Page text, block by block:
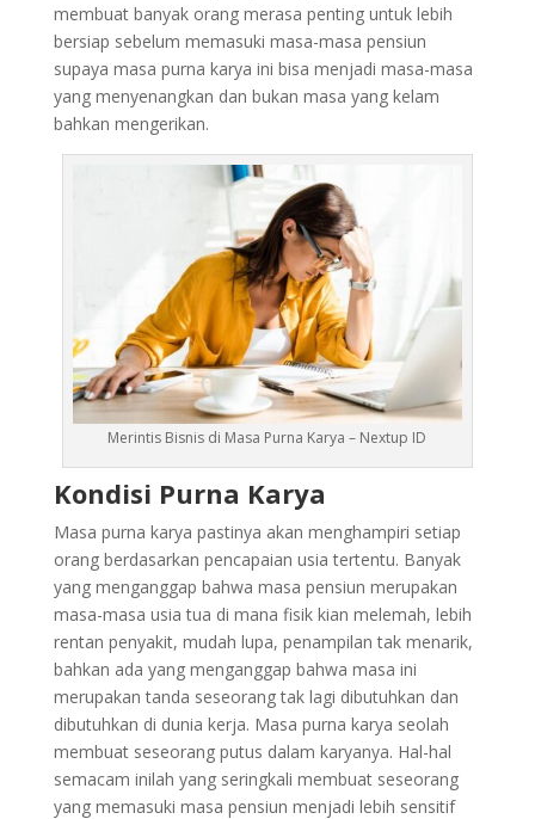
membuat banyak orang merasa penting untuk lebih
bersiap sebelum memasuki masa-masa pensiun
supaya masa purna karya ini bisa menjadi masa-masa
yang menyenangkan dan bukan masa yang kelam
bahkan mengerikan.
Merintis Bisnis di Masa Purna Karya – Nextup ID
Kondisi Purna Karya
Masa purna karya pastinya akan menghampiri setiap
orang berdasarkan pencapaian usia tertentu. Banyak
yang menganggap bahwa masa pensiun merupakan
masa-masa usia tua di mana fisik kian melemah, lebih
rentan penyakit, mudah lupa, penampilan tak menarik,
bahkan ada yang menganggap bahwa masa ini
merupakan tanda seseorang tak lagi dibutuhkan dan
dibutuhkan di dunia kerja. Masa purna karya seolah
membuat seseorang putus dalam karyanya. Hal-hal
semacam inilah yang seringkali membuat seseorang
yang memasuki masa pensiun menjadi lebih sensitif